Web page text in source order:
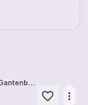
Rachearie aus der Oper "Gantenbein". Für Sopran und Klavier (2004)
more_horiz